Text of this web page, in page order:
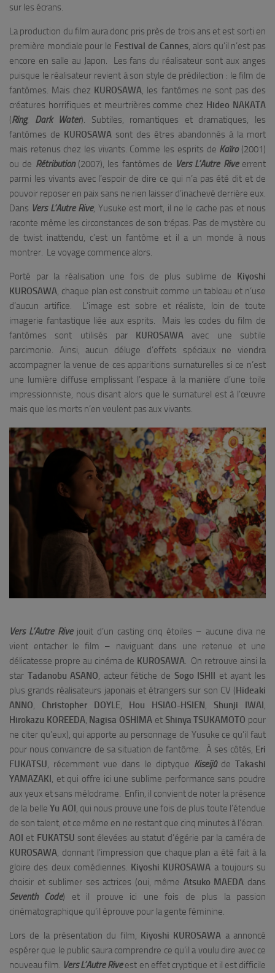
sur les écrans.
La production du film aura donc pris près de trois ans et est sorti en
première mondiale pour le Festival de Cannes , alors qu’il n’est pas
encore en salle au Japon. Les fans du réalisateur sont aux anges
puisque le réalisateur revient à son style de prédilection : le film de
fantômes. Mais chez KUROSAWA , les fantômes ne sont pas des
créatures horrifiques et meurtrières comme chez Hideo NAKATA
(Ring, Dark Water). Subtiles, romantiques et dramatiques, les
fantômes de KUROSAWA sont des êtres abandonnés à la mort
mais retenus chez les vivants. Comme les esprits de Kaïro(2001)
ou de Rétribution(2007), les fantômes de Vers L’Autre Riveerrent
parmi les vivants avec l’espoir de dire ce qui n’a pas été dit et de
pouvoir reposer en paix sans ne rien laisser d’inachevé derrière eux.
Dans Vers L’Autre Rive, Yusuke est mort, il ne le cache pas et nous
raconte même les circonstances de son trépas. Pas de mystère ou
de twist inattendu, c’est un fantôme et il a un monde à nous
montrer. Le voyage commence alors.
Porté par la réalisation une fois de plus sublime de Kiyoshi
KUROSAWA , chaque plan est construit comme un tableau et n’use
d’aucun artifice. L’image est sobre et réaliste, loin de toute
imagerie fantastique liée aux esprits. Mais les codes du film de
fantômes sont utilisés par KUROSAWA avec une subtile
parcimonie. Ainsi, aucun déluge d’effets spéciaux ne viendra
accompagner la venue de ces apparitions surnaturelles si ce n’est
une lumière diffuse emplissant l’espace à la manière d’une toile
impressionniste, nous disant alors que le surnaturel est à l’œuvre
mais que les morts n’en veulent pas aux vivants.
Vers L’Autre Rivejouit d’un casting cinq étoiles – aucune diva ne
vient entacher le film – naviguant dans une retenue et une
délicatesse propre au cinéma de KUROSAWA. On retrouve ainsi la
star Tadanobu ASANO, acteur fétiche de Sogo ISHII et ayant les
plus grands réalisateurs japonais et étrangers sur son CV (Hideaki
ANNO, Christopher DOYLE, Hou HSIAO-HSIEN, Shunji IWAI,
Hirokazu KOREEDA, Nagisa OSHIMA et Shinya TSUKAMOTO pour
ne citer qu’eux), qui apporte au personnage de Yusuke ce qu’il faut
pour nous convaincre de sa situation de fantôme. À ses côtés, Eri
FUKATSU, récemment vue dans le diptyque Kiseijûde Takashi
YAMAZAKI, et qui offre ici une sublime performance sans poudre
aux yeux et sans mélodrame. Enfin, il convient de noter la présence
de la belleYu AOI, qui nous prouve une fois de plus toute l’étendue
de son talent, et ce même en ne restant que cinq minutes à l’écran.
AOI et FUKATSU sont élevées au statut d’égérie par la caméra de
KUROSAWA, donnant l’impression que chaque plan a été fait à la
gloire des deux comédiennes. Kiyoshi KUROSAWA a toujours su
choisir et sublimer ses actrices (oui, même Atsuko MAEDA dans
Seventh Code) et il prouve ici une fois de plus la passion
cinématographique qu’il éprouve pour la gente féminine.
Lors de la présentation du film, Kiyoshi KUROSAWA a annoncé
espérer que le public saura comprendre ce qu’il a voulu dire avec ce
nouveau film. Vers L’Autre Riveest en effet cryptique et il est difficile